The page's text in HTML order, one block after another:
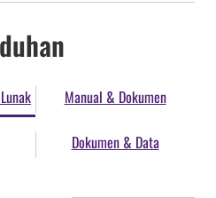
Manual & Dokumen
Dokumen & Data